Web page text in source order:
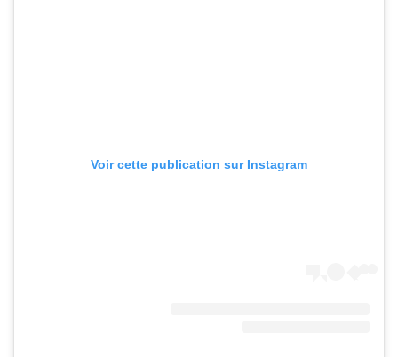
Voir cette publication sur Instagram